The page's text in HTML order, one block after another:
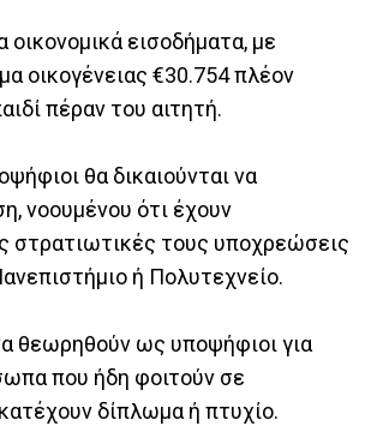
οικονομικά εισοδήματα, με
οικογένειας €30.754 πλέον
πέραν του αιτητή.
θα δικαιούνται να
νοουμένου ότι έχουν
στρατιωτικές τους υποχρεώσεις
ή Πολυτεχνείο.
θεωρηθούν ως υποψήφιοι για
που ήδη φοιτούν σε
δίπλωμα ή πτυχίο.